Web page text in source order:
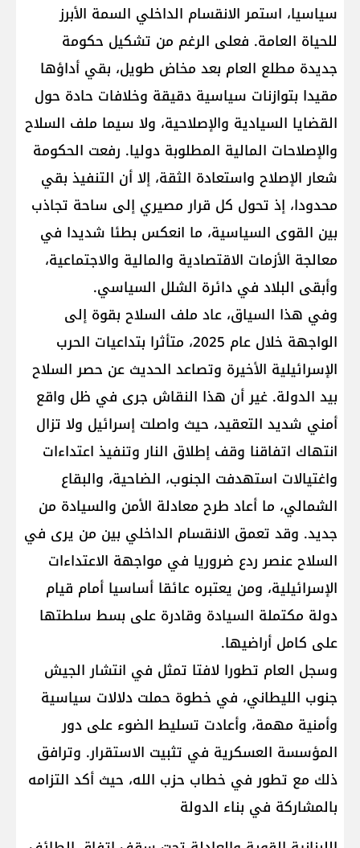
سياسيا، استمر الانقسام الداخلي السمة الأبرز
للحياة العامة. فعلى الرغم من تشكيل حكومة
جديدة مطلع العام بعد مخاض طويل، بقي أداؤها
مقيدا بتوازنات سياسية دقيقة وخلافات حادة حول
القضايا السيادية والإصلاحية، ولا سيما ملف السلاح
والإصلاحات المالية المطلوبة دوليا. رفعت الحكومة
شعار الإصلاح واستعادة الثقة، إلا أن التنفيذ بقي
محدودا، إذ تحول كل قرار مصيري إلى ساحة تجاذب
بين القوى السياسية، ما انعكس بطئا شديدا في
معالجة الأزمات الاقتصادية والمالية والاجتماعية،
وأبقى البلاد في دائرة الشلل السياسي.
وفي هذا السياق، عاد ملف السلاح بقوة إلى
الواجهة خلال عام 2025، متأثرا بتداعيات الحرب
الإسرائيلية الأخيرة وتصاعد الحديث عن حصر السلاح
بيد الدولة. غير أن هذا النقاش جرى في ظل واقع
أمني شديد التعقيد، حيث واصلت إسرائيل ولا تزال
انتهاك اتفاقنا وقف إطلاق النار وتنفيذ اعتداءات
واغتيالات استهدفت الجنوب، الضاحية، والبقاع
الشمالي، ما أعاد طرح معادلة الأمن والسيادة من
جديد. وقد تعمق الانقسام الداخلي بين من يرى في
السلاح عنصر ردع ضروريا في مواجهة الاعتداءات
الإسرائيلية، ومن يعتبره عائقا أساسيا أمام قيام
دولة مكتملة السيادة وقادرة على بسط سلطتها
على كامل أراضيها.
وسجل العام تطورا لافتا تمثل في انتشار الجيش
جنوب الليطاني، في خطوة حملت دلالات سياسية
وأمنية مهمة، وأعادت تسليط الضوء على دور
المؤسسة العسكرية في تثبيت الاستقرار. وترافق
ذلك مع تطور في خطاب حزب الله، حيث أكد التزامه
بالمشاركة في بناء الدولة